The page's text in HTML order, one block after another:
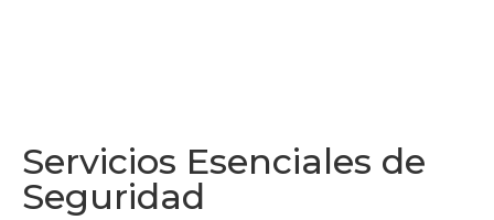
Servicios Esenciales de
Seguridad